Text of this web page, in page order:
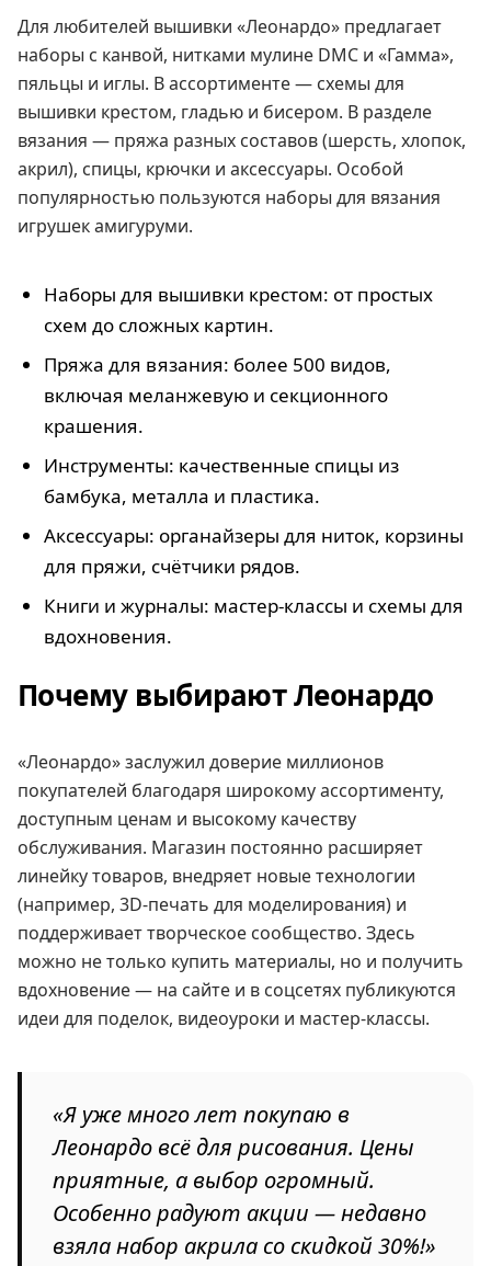
Для любителей вышивки «Леонардо» предлагает
наборы с канвой, нитками мулине DMC и «Гамма»,
пяльцы и иглы. В ассортименте — схемы для
вышивки крестом, гладью и бисером. В разделе
вязания — пряжа разных составов (шерсть, хлопок,
акрил), спицы, крючки и аксессуары. Особой
популярностью пользуются наборы для вязания
игрушек амигуруми.
Наборы для вышивки крестом: от простых
схем до сложных картин.
Пряжа для вязания: более 500 видов,
включая меланжевую и секционного
крашения.
Инструменты: качественные спицы из
бамбука, металла и пластика.
Аксессуары: органайзеры для ниток, корзины
для пряжи, счётчики рядов.
Книги и журналы: мастер-классы и схемы для
вдохновения.
Почему выбирают Леонардо
«Леонардо» заслужил доверие миллионов
покупателей благодаря широкому ассортименту,
доступным ценам и высокому качеству
обслуживания. Магазин постоянно расширяет
линейку товаров, внедряет новые технологии
(например, 3D-печать для моделирования) и
поддерживает творческое сообщество. Здесь
можно не только купить материалы, но и получить
вдохновение — на сайте и в соцсетях публикуются
идеи для поделок, видеоуроки и мастер-классы.
«Я уже много лет покупаю в
Леонардо всё для рисования. Цены
приятные, а выбор огромный.
Особенно радуют акции — недавно
взяла набор акрила со скидкой 30%!»